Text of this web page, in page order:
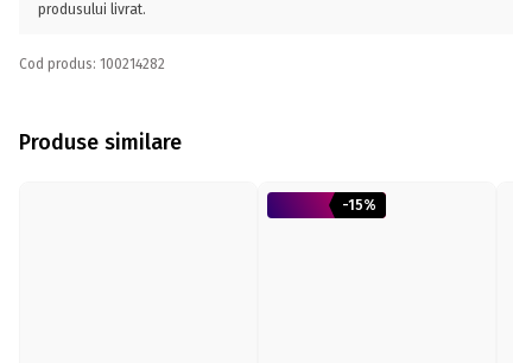
produsului livrat.
Cod produs: 100214282
Produse similare
-15%